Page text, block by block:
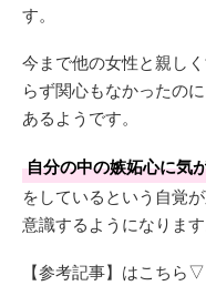
す。
今まで他の女性と親し
らず関心もなかったの
あるようです。
自分の中の嫉妬心に気
をしているという自覚
意識するようになります
【参考記事】はこちら▽